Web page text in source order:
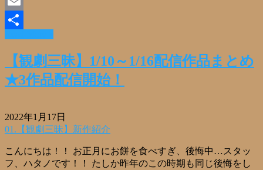
Email
共
【観劇三昧】1/10～1/16配信作品まとめ
★3作品配信開始！
2022年1月17日
01.【観劇三昧】新作紹介
こんにちは！！ お正月にお餅を食べすぎ、後悔中…スタッ
フ、ハタノです！！ たしか昨年のこの時期も同じ後悔をし